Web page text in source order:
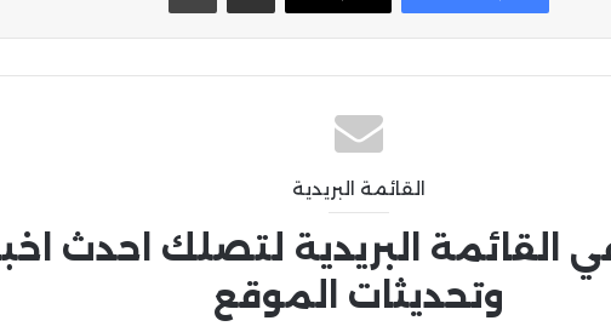
القائمة البريدية
القائمة البريدية لتصلك احدث
وتحديثات الموقع